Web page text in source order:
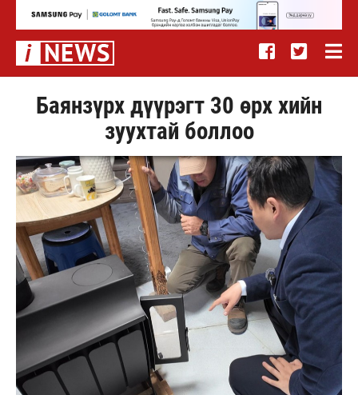
Баянзүрх дүүрэгт 30 өрх хийн
зуухтай боллоо